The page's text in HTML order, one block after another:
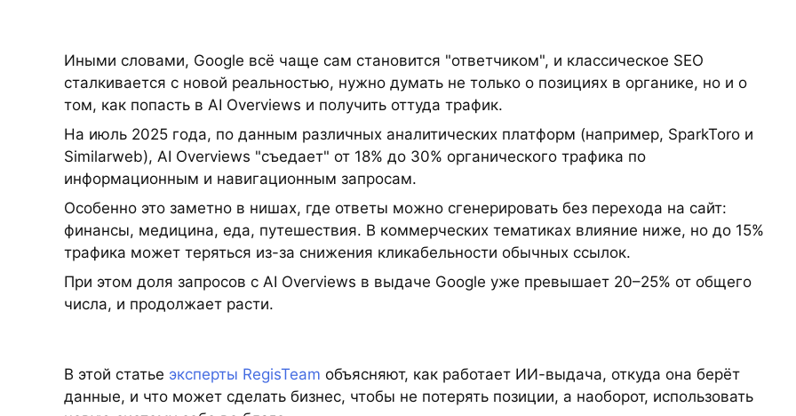
Иными словами, Google всё чаще сам становится "ответчиком", и классическое SEO
сталкивается с новой реальностью, нужно думать не только о позициях в органике, но и о
том, как попасть в AI Overviews и получить оттуда трафик.
На июль 2025 года, по данным различных аналитических платформ (например, SparkToro и
Similarweb), AI Overviews "съедает" от 18% до 30% органического трафика по
информационным и навигационным запросам.
Особенно это заметно в нишах, где ответы можно сгенерировать без перехода на сайт:
финансы, медицина, еда, путешествия. В коммерческих тематиках влияние ниже, но до 15%
трафика может теряться из-за снижения кликабельности обычных ссылок.
При этом доля запросов с AI Overviews в выдаче Google уже превышает 20–25% от общего
числа, и продолжает расти.
В этой статье эксперты RegisTeam объясняют, как работает ИИ-выдача, откуда она берёт
данные, и что может сделать бизнес, чтобы не потерять позиции, а наоборот, использовать